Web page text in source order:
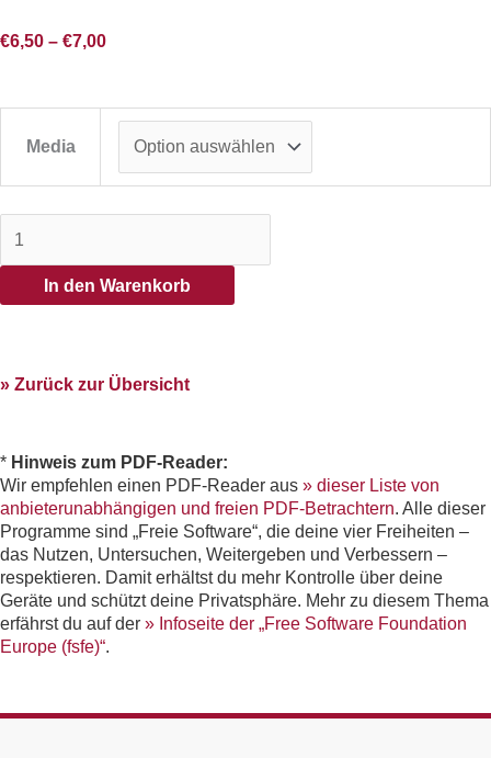
€6,50 – €7,00
Media
In den Warenkorb
» Zurück zur Übersicht
* Hinweis zum PDF-Reader:
Wir empfehlen einen PDF-Reader aus » dieser Liste von
anbieterunabhängigen und freien PDF-Betrachtern. Alle dieser
Programme sind „Freie Software“, die deine vier Freiheiten –
das Nutzen, Untersuchen, Weitergeben und Verbessern –
respektieren. Damit erhältst du mehr Kontrolle über deine
Geräte und schützt deine Privatsphäre. Mehr zu diesem Thema
erfährst du auf der » Infoseite der „Free Software Foundation
Europe (fsfe)“.